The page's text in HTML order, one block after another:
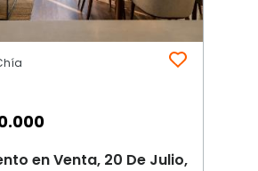
en Venta, 20 De Julio,